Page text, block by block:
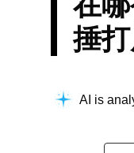
捶
AI is